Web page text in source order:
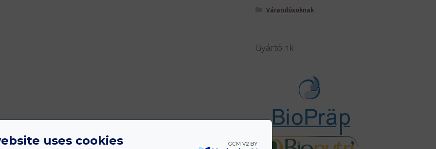
Várandósoknak
Gyártóink
uses cookies